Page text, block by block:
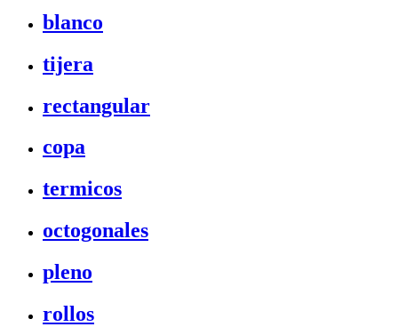
blanco
tijera
rectangular
copa
termicos
octogonales
pleno
rollos